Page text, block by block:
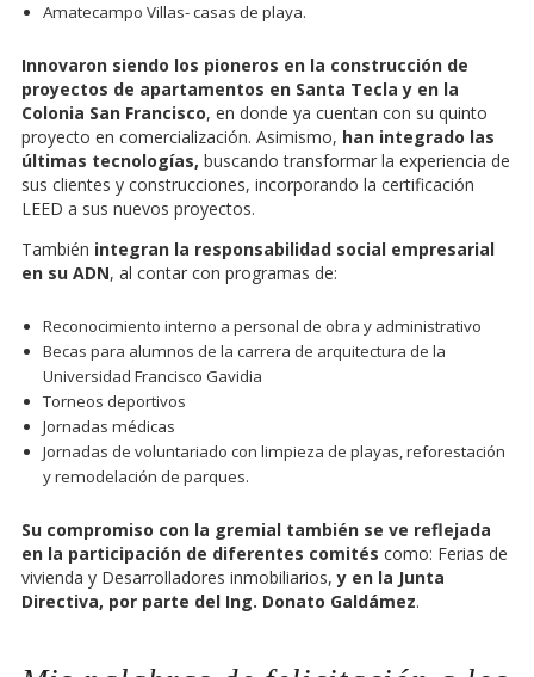
Amatecampo Villas- casas de playa.
Innovaron siendo los pioneros en la construcción de
proyectos de apartamentos en Santa Tecla y en la
Colonia San Francisco, en donde ya cuentan con su quinto
proyecto en comercialización. Asimismo, han integrado las
últimas tecnologías, buscando transformar la experiencia de
sus clientes y construcciones, incorporando la certificación
LEED a sus nuevos proyectos.
También integran la responsabilidad social empresarial
en su ADN, al contar con programas de:
Reconocimiento interno a personal de obra y administrativo
Becas para alumnos de la carrera de arquitectura de la
Universidad Francisco Gavidia
Torneos deportivos
Jornadas médicas
Jornadas de voluntariado con limpieza de playas, reforestación
y remodelación de parques.
Su compromiso con la gremial también se ve reflejada
en la participación de diferentes comités como: Ferias de
vivienda y Desarrolladores inmobiliarios, y en la Junta
Directiva, por parte del Ing. Donato Galdámez.